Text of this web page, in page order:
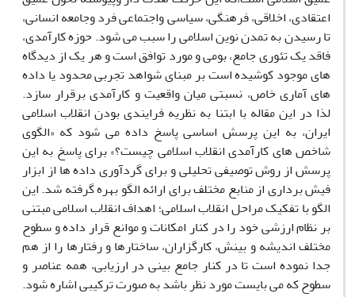
اعتقادی، اخلاقی، فرهنگی، سیاسی واجتماعی فرد وجامعه انسانی،
تا رسیدن به تمدن نوین اسلامی را سبب می شود. حوزه کارآمدی،
فاقد یک تئوری جامع، بومی و مورد توافق است و هر یک از دیدگاه
های موجود کوشیده است بر مبنای شواهد تجربی محدود یا داده
های آماری خاص، نسبتی میان واقعیت و کارآمدی برقرار سازد.
لذا در این مقاله با ابتنا به نظریه فرایندی بودن انقلاب اسلامی
ایران، به این پرسش اساسی پاسخ داده می شود که «الگوی
شاخص های کارآمدی انقلاب اسلامی چیست؟» برای پاسخ به این
پرسش از روش توصیفی تحلیلی و برای گردآوری داده ها از ابزار
فیش برداری از منابع مختلف برای ارائه الگو بهره گرفته شد. این
الگو با تفکیک مراحل انقلاب اسلامی؛ اهداف انقلاب اسلامی مبتنی
بر نظام ارزشی خود را در کنار امکانات و موانع قرار داده و سطوح
مختلف اندیشه و بینش، کارگزاران، ساختارها و رفتارها را از هم
جدا نموده است تا در کنار جامع بینی در ارزیابی، همه عناصر و
سطوح که می بایست مورد نظر باشد به صورت ترکیبی اشاره شود.